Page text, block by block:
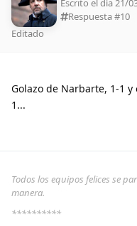
Escrito el día 21/
Respuesta #10
Editado
Golazo de Narbarte, 1-1
1...
Todos los equipos felices se
manera.
**********